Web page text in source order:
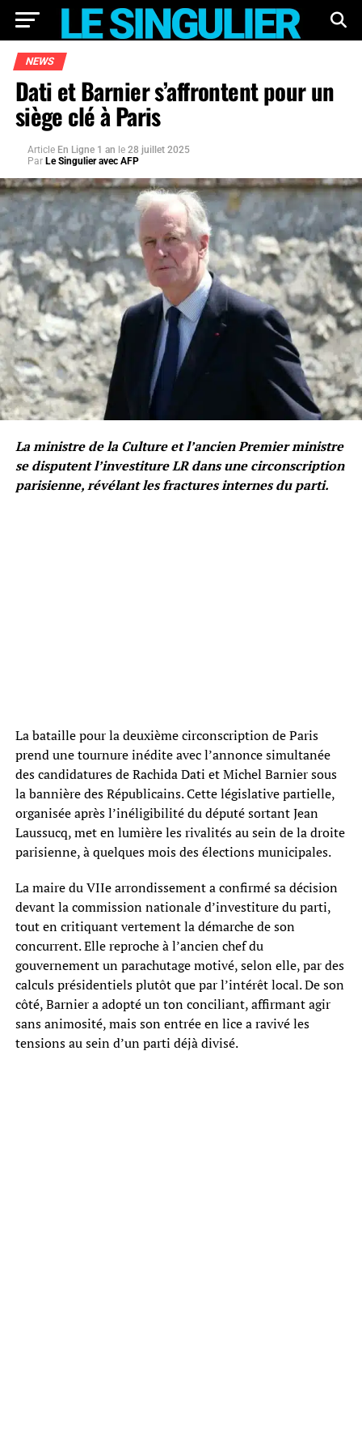
NEWS
Dati et Barnier s’affrontent pour un
siège clé à Paris
Article En Ligne 1 an le 28 juillet 2025
Par Le Singulier avec AFP
La ministre de la Culture et l’ancien Premier ministre
se disputent l’investiture LR dans une circonscription
parisienne, révélant les fractures internes du parti.
La bataille pour la deuxième circonscription de Paris
prend une tournure inédite avec l’annonce simultanée
des candidatures de Rachida Dati et Michel Barnier sous
la bannière des Républicains. Cette législative partielle,
organisée après l’inéligibilité du député sortant Jean
Laussucq, met en lumière les rivalités au sein de la droite
parisienne, à quelques mois des élections municipales.
La maire du VIIe arrondissement a confirmé sa décision
devant la commission nationale d’investiture du parti,
tout en critiquant vertement la démarche de son
concurrent. Elle reproche à l’ancien chef du
gouvernement un parachutage motivé, selon elle, par des
calculs présidentiels plutôt que par l’intérêt local. De son
côté, Barnier a adopté un ton conciliant, affirmant agir
sans animosité, mais son entrée en lice a ravivé les
tensions au sein d’un parti déjà divisé.